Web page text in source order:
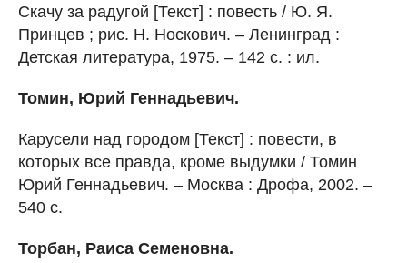
Скачу за радугой [Текст] : повесть / Ю. Я.
Принцев ; рис. Н. Носкович. – Ленинград :
Детская литература, 1975. – 142 с. : ил.
Томин, Юрий Геннадьевич.
Карусели над городом [Текст] : повести, в
которых все правда, кроме выдумки / Томин
Юрий Геннадьевич. – Москва : Дрофа, 2002. –
540 с.
Торбан, Раиса Семеновна.